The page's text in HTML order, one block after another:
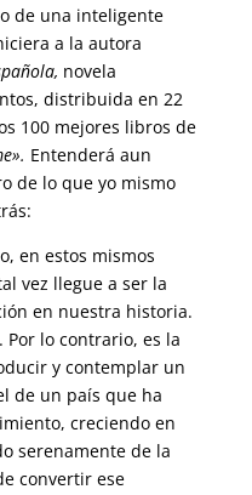
de una inteligente
a la autora
novela
distribuida en 22
100 mejores libros de
Entenderá aun
de lo que yo mismo
en estos mismos
vez llegue a ser la
en nuestra historia.
lo contrario, es la
y contemplar un
de un país que ha
creciendo en
serenamente de la
convertir ese